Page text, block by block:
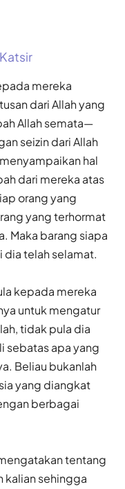
mereka
dari Allah yang
Allah semata—
seizin dari Allah
hal
dari mereka atas
orang yang
yang terhormat
Maka barang siapa
dia telah selamat.
kepada mereka
untuk mengatur
tidak pula dia
sebatas apa yang
Beliau bukanlah
yang diangkat
berbagai
tentang
kalian sehingga